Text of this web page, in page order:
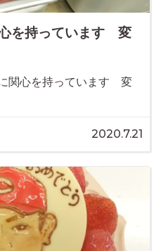
を持っています 変
関心を持っています 変
2020.7.21